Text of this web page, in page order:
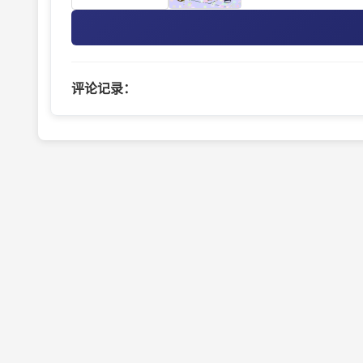
评论记录：